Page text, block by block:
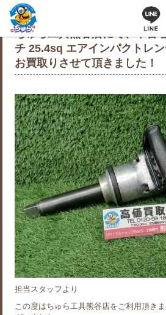
ちゅら工具熊谷店にて、中古
チ 25.4sq エアインパクトレ
お買取りさせて頂きました！
担当スタッフより
この度はちゅら工具熊谷店をご利用頂き